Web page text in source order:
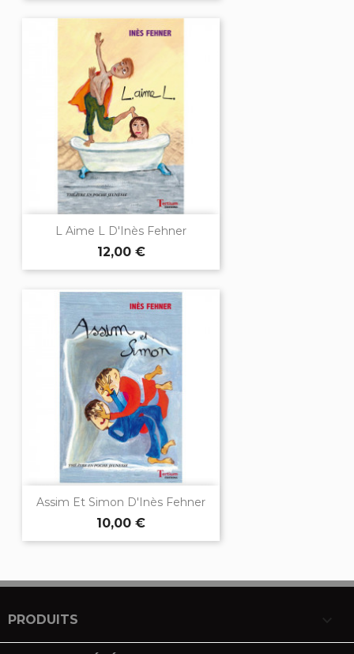
L Aime L D'Inès Fehner
12,00 €
Assim Et Simon D'Inès Fehner
10,00 €
PRODUITS 